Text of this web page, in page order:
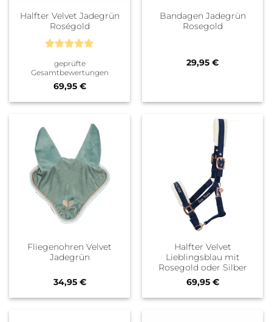
Halfter Velvet Jadegrün
Roségold
mit5von
5
geprüfte
Gesamtbewertungen
69,95 €
Bandagen Jadegrün
Rosegold
29,95 €
Fliegenohren Velvet
Jadegrün
34,95 €
Halfter Velvet
Lieblingsblau mit
Rosegold oder Silber
69,95 €